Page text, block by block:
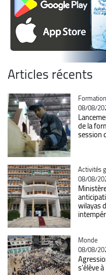
Articles récents
Catégorie
08/08/
de la
session
Catégorie
Activités
08/08/
wilayas
Catégorie
Monde
08/08/
s'élève